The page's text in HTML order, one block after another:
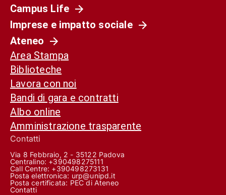
Campus Life
Imprese e impatto sociale
Ateneo
Area Stampa
Biblioteche
Lavora con noi
Bandi di gara e contratti
Albo online
Amministrazione trasparente
Contatti
Via 8 Febbraio, 2 - 35122 Padova
Centralino: +390498275111
Call Centre: +390498273131
Posta elettronica: urp@unipd.it
Posta certificata: PEC di Ateneo
Contatti